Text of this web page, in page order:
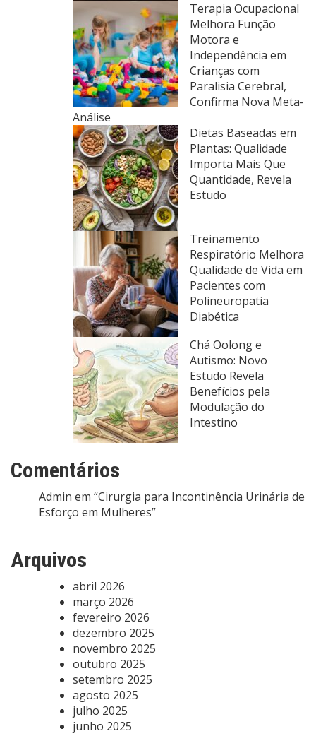
Terapia Ocupacional
Melhora Função
Motora e
Independência em
Crianças com
Paralisia Cerebral,
Confirma Nova Meta-
Análise
Dietas Baseadas em
Plantas: Qualidade
Importa Mais Que
Quantidade, Revela
Estudo
Treinamento
Respiratório Melhora
Qualidade de Vida em
Pacientes com
Polineuropatia
Diabética
Chá Oolong e
Autismo: Novo
Estudo Revela
Benefícios pela
Modulação do
Intestino
Comentários
Admin em “Cirurgia para Incontinência Urinária de
Esforço em Mulheres”
Arquivos
abril 2026
março 2026
fevereiro 2026
dezembro 2025
novembro 2025
outubro 2025
setembro 2025
agosto 2025
julho 2025
junho 2025